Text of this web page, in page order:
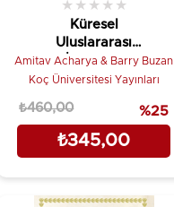
Küresel
Uluslararası
İlişkilerin
Yapılanması
★ ★ ★ ★ ★
Amitav Acharya & Barry Buzan
Koç Üniversitesi Yayınları
₺345,00
₺460,00 %25